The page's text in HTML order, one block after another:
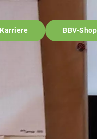
Karriere BBV-Shop